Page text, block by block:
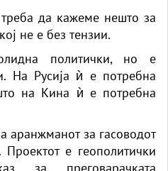
да кажеме нешто за
не е без тензии.
политички, но е
На Русија ѝ е потребна
на Кина ѝ е потребна
аранжманот за гасоводот
Проектот е геополитички
за преговарачката